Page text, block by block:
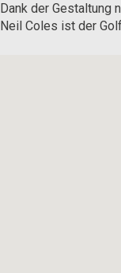
Dank der Gestaltung
Neil Coles ist der